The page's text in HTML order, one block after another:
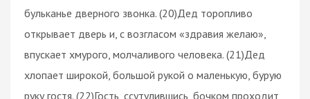
бульканье дверного звонка. (20)Дед торопливо
открывает дверь и, с возгласом «здравия желаю»,
впускает хмурого, молчаливого человека. (21)Дед
хлопает широкой, большой рукой о маленькую, бурую
руку гостя. (22)Гость, ссутулившись, бочком проходит